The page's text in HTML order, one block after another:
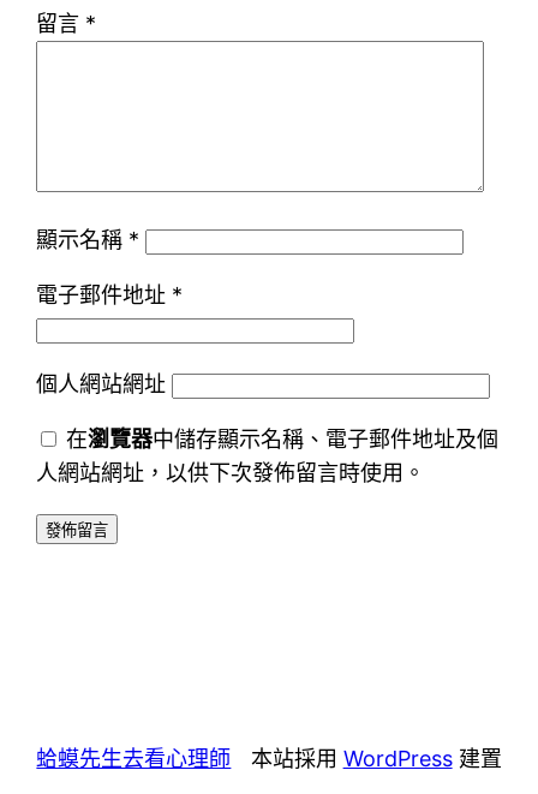
留言 *
顯示名稱 *
電子郵件地址 *
個人網站網址
在瀏覽器中儲存顯示名稱、電子郵件地址及個
人網站網址，以供下次發佈留言時使用。
蛤蟆先生去看心理師 本站採用 WordPress建置